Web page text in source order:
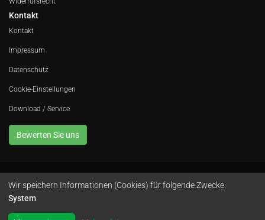
Kontakt
Kontakt
Impressum
Datenschutz
Cookie-Einstellungen
Download / Service
Bewerten Sie uns
Avola GmbH • In der Fleute 52 • 42389 Wuppertal • Telefon 0202 260 666 0
Instagram
Wir speichern Informationen (Cookies) für folgende Zwecke:
System